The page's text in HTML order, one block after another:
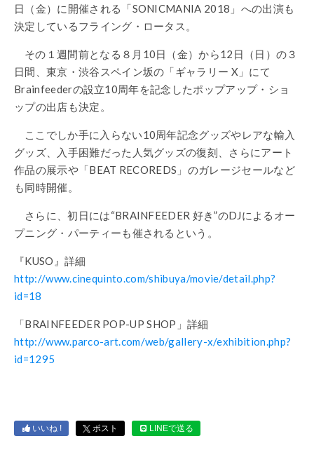
日（金）に開催される「SONICMANIA 2018」への出演も
決定しているフライング・ロータス。
その１週間前となる８月10日（金）から12日（日）の３
日間、東京・渋谷スペイン坂の「ギャラリー X」にて
Brainfeederの設立10周年を記念したポップアップ・ショ
ップの出店も決定。
ここでしか手に入らない10周年記念グッズやレアな輸入
グッズ、入手困難だった人気グッズの復刻、さらにアート
作品の展示や「BEAT RECOREDS」のガレージセールなど
も同時開催。
さらに、初日には“BRAINFEEDER 好き”のDJによるオー
プニング・パーティーも催されるという。
『KUSO』詳細
http://www.cinequinto.com/shibuya/movie/detail.php?
id=18
「BRAINFEEDER POP-UP SHOP」詳細
http://www.parco-art.com/web/gallery-x/exhibition.php?
id=1295
いいね ! ポスト LINEで送る